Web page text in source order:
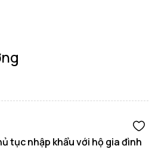
tục nhập khẩu với hộ gia đình